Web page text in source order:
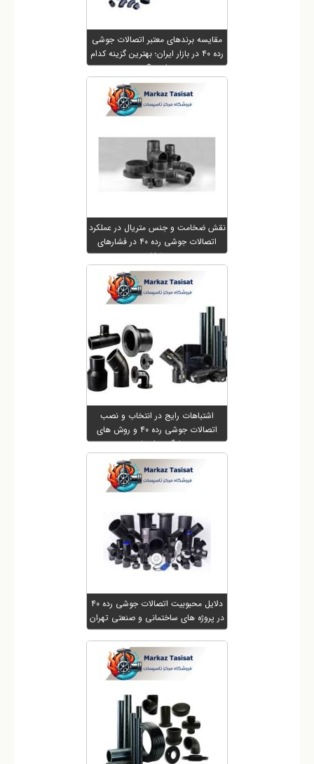
مقایسه برندهای معتبر اتصالات جوشی
رده ۴۰ در بازار ایران؛ بهترین گزینه کدام
است؟
نقش ضخامت و جنس متریال در عملکرد
اتصالات جوشی رده ۴۰ در فشارهای
مختلف
اشتباهات رایج در انتخاب و نصب
اتصالات جوشی رده ۴۰ و روش های
جلوگیری از نشتی
دلایل محبوبیت اتصالات جوشی رده ۴۰
در پروژه های ساختمانی و صنعتی تهران